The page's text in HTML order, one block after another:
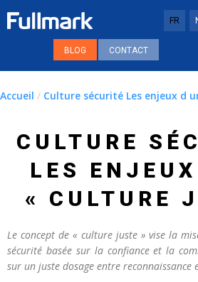
FR
BLOG CONTACT
Accueil / Culture sécurité Les enjeux d
CULTURE
LES ENJEUX
« CULTURE
Le concept de « culture juste » vise la
sécurité basée sur la confiance et la
sur un juste dosage entre reconnaissance